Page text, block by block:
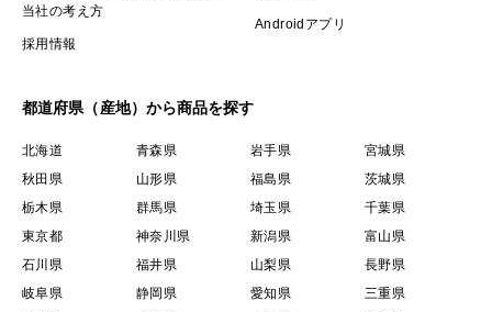
当社の考え方
採用情報
Androidアプリ
都道府県（産地）から商品を探す
北海道 青森県 岩手県
宮城県
秋田県
山形県 福島県
茨城県
栃木県
群馬県 埼玉県
千葉県
東京都
神奈川県 新潟県
富山県
石川県
福井県 山梨県
長野県
岐阜県
静岡県 愛知県
三重県